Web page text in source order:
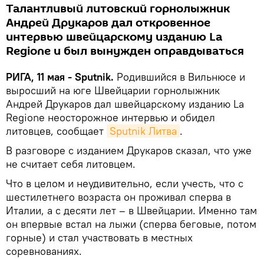
Талантливый литовский горнолыжник
Андрей Друкаров дал откровенное
интервью швейцарскому изданию La
Regione и был вынужден оправдываться
РИГА, 11 мая - Sputnik. Родившийся в Вильнюсе и
выросший на юге Швейцарии горнолыжник
Андрей Друкаров дал швейцарскому изданию La
Regione неосторожное интервью и обидел
литовцев, сообщает Sputnik Литва .
В разговоре с изданием Друкаров сказал, что уже
не считает себя литовцем.
Что в целом и неудивительно, если учесть, что с
шестилетнего возраста он проживал сперва в
Италии, а с десяти лет – в Швейцарии. Именно там
он впервые встал на лыжи (сперва беговые, потом
горные) и стал участвовать в местных
соревнованиях.